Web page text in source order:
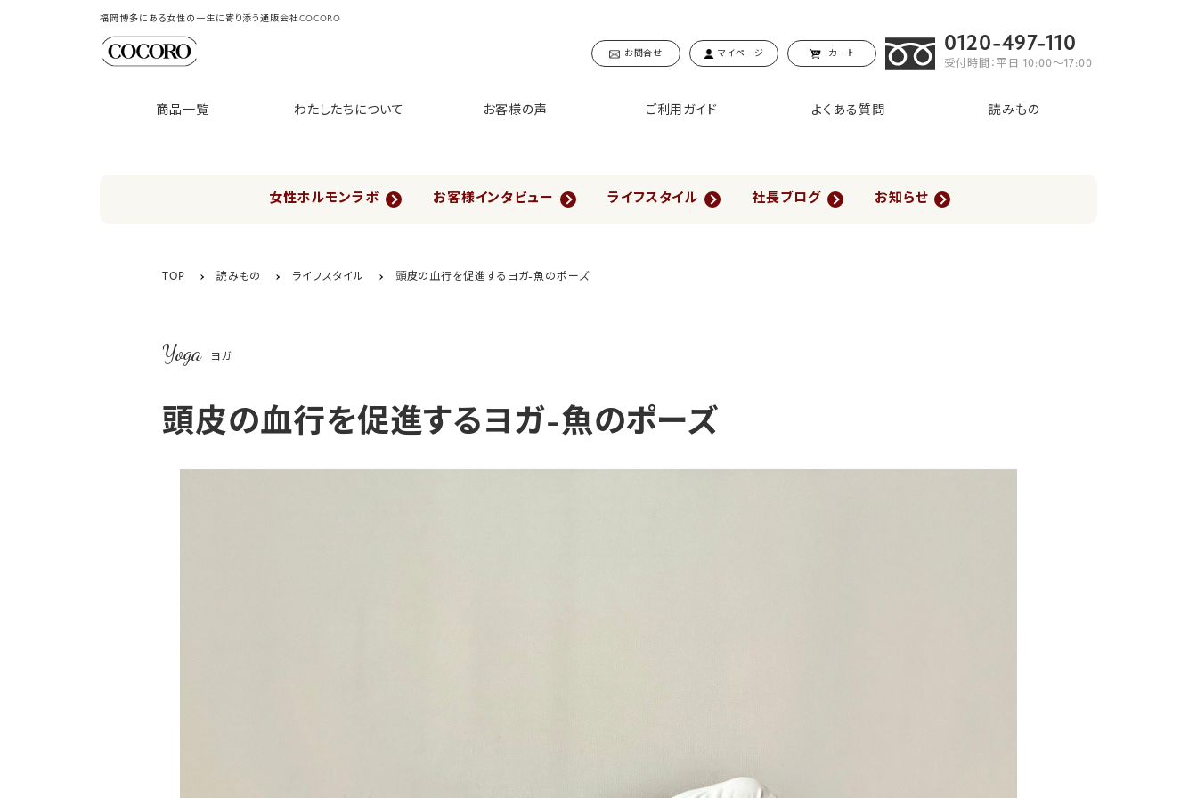
福岡博多にある女性の一生に寄り添う通販会社COCORO
お問合せ マイページ カート 0120-497-110
受付時間：平日 10:00〜17:00
商品一覧 わたしたちについて お客様の声 ご利用ガイド よくある質問 読みもの
女性ホルモンラボ お客様インタビュー ライフスタイル 社長ブログ お知らせ
TOP 読みもの ライフスタイル 頭皮の血行を促進するヨガ-魚のポーズ
Yoga ヨガ
頭皮の血行を促進するヨガ-魚のポーズ